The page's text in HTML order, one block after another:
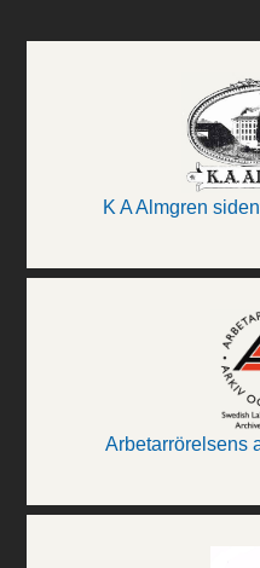
K A Almgren
Arbetarrörelsens